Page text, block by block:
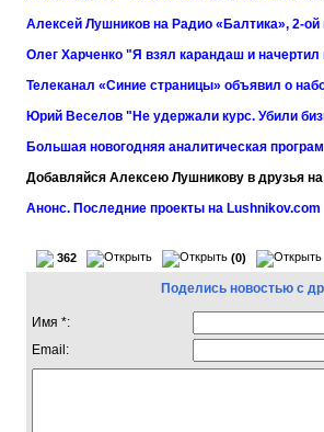
Алексей Лушников на Радио «Балтика», 2-
Олег Харченко "Я взял карандаш и
Телеканал «Синие страницы» объявил о
Юрий Веселов "Не удержали курс. Убили
Большая новогодняя аналитическая
Добавляйся Алексею Лушникову в друзья
Анонс. Последние проекты на Lushnikov.com
362 (0)
Поделись новостью с
Имя *:
Email: